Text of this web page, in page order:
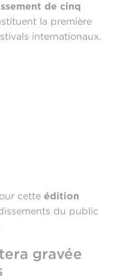
de cinq
la première
internationaux.
cetteédition
du public
gravée